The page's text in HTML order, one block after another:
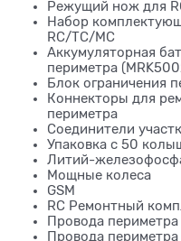
Режущий нож для
Набор
RC/TC/MC
Аккумуляторная
периметра
Блок ограничения
Коннекторы для
периметра
Соединители
Упаковка с 50
Литий-
Мощные колеса
GSM
RC Ремонтный
Провода
Провода